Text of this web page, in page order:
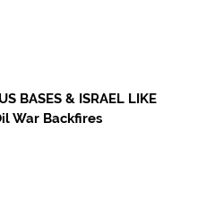
BASES & ISRAEL LIKE
War Backfires